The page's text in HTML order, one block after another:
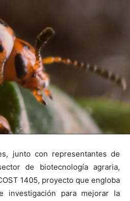
junto con representantes de
de biotecnología agraria,
1405, proyecto que engloba
investigación para mejorar la